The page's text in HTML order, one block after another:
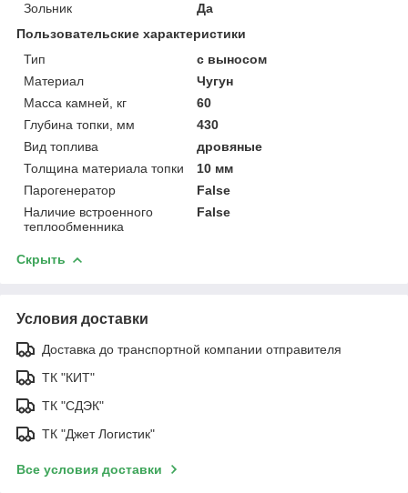
Зольник
Да
Пользовательские характеристики
Тип
с выносом
Материал
Чугун
Масса камней, кг
60
Глубина топки, мм
430
Вид топлива
дровяные
Толщина материала топки
10 мм
Парогенератор
False
Наличие встроенного
теплообменника
False
Скрыть
Условия доставки
Доставка до транспортной компании отправителя
ТК "КИТ"
ТК "СДЭК"
ТК "Джет Логистик"
Все условия доставки